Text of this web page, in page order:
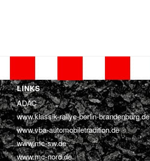
LINKS
ADAC
www.klassik-rallye-berlin-brandenburg.de
www.vba-automobiletradition.de
www.mc-sw.de
www.mc-nord.de